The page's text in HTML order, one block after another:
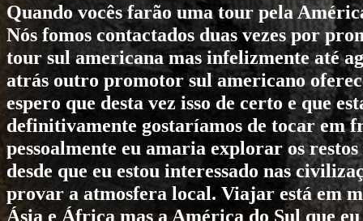
Quando vocês farão uma tour pela
Nós fomos contactados duas vezes por
tour sul americana mas infelizmente até
atrás outro promotor sul americano
espero que desta vez isso de certo e que
definitivamente gostaríamos de tocar em
pessoalmente eu amaria explorar os
desde que eu estou interessado nas
provar a atmosfera local. Viajar está em
Ásia e África mas a América do Sul que